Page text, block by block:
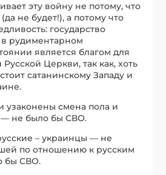
эту войну не потому, что
не будет!), а потому что
государство
рудиментарном
является благом для
Церкви, так как, хоть
сатанинскому Западу и
узаконены смена пола и
— не было бы СВО.
– украинцы — не
по отношению к русским
бы СВО.